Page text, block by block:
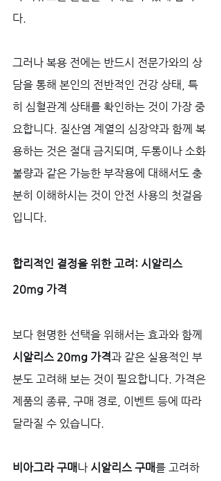
다.
그러나 복용 전에는 반드시 전문가와의 상
담을 통해 본인의 전반적인 건강 상태, 특
히 심혈관계 상태를 확인하는 것이 가장 중
요합니다. 질산염 계열의 심장약과 함께 복
용하는 것은 절대 금지되며, 두통이나 소화
불량과 같은 가능한 부작용에 대해서도 충
분히 이해하시는 것이 안전 사용의 첫걸음
입니다.
합리적인 결정을 위한 고려: 시알리스
20mg 가격
보다 현명한 선택을 위해서는 효과와 함께
시알리스 20mg 가격과 같은 실용적인 부
분도 고려해 보는 것이 필요합니다. 가격은
제품의 종류, 구매 경로, 이벤트 등에 따라
달라질 수 있습니다.
비아그라 구매나 시알리스 구매를 고려하